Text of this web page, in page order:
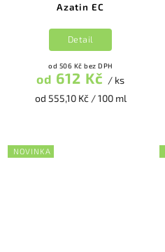
Azatin EC
od 506 Kč bez DPH
od 612 Kč / ks
od 555,10 Kč / 100 ml
Detail
NOVINKA